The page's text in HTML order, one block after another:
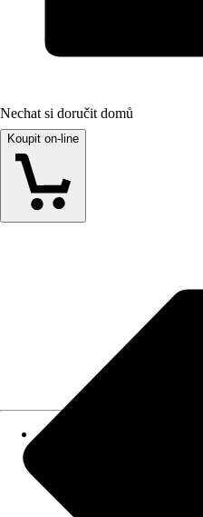
Nechat si doručit domů
Koupit on-line